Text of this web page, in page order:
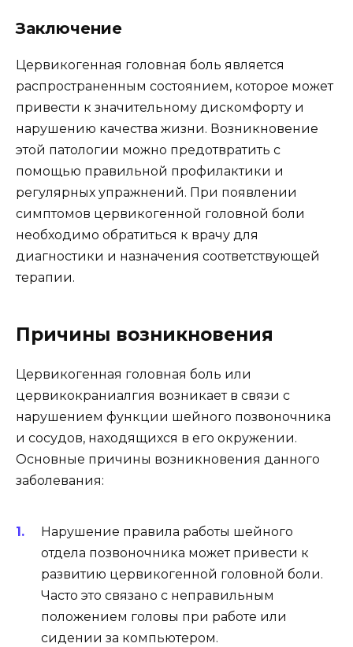
Заключение
Цервикогенная головная боль является
распространенным состоянием, которое может
привести к значительному дискомфорту и
нарушению качества жизни. Возникновение
этой патологии можно предотвратить с
помощью правильной профилактики и
регулярных упражнений. При появлении
симптомов цервикогенной головной боли
необходимо обратиться к врачу для
диагностики и назначения соответствующей
терапии.
Причины возникновения
Цервикогенная головная боль или
цервикокраниалгия возникает в связи с
нарушением функции шейного позвоночника
и сосудов, находящихся в его окружении.
Основные причины возникновения данного
заболевания:
Нарушение правила работы шейного
отдела позвоночника может привести к
развитию цервикогенной головной боли.
Часто это связано с неправильным
положением головы при работе или
сидении за компьютером.